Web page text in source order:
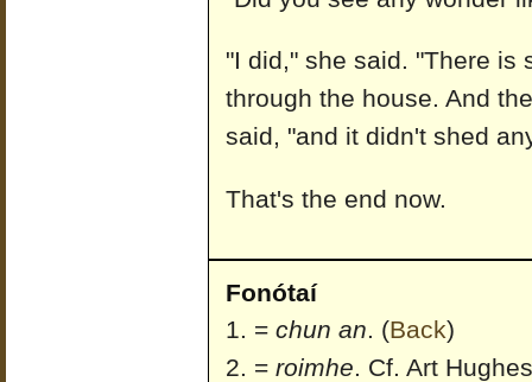
"I did," she said. "There is
through the house. And
said, "and it didn't shed
That's the end now.
Fonótaí
= chun an. (Back)
= roimhe. Cf. Art